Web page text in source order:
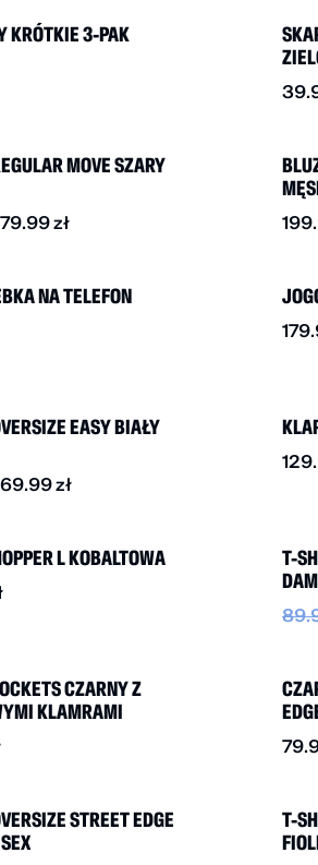
KRÓTKIE 3-PAK
MOVE SZARY
79.99zł
NA TELEFON
EASY BIAŁY
69.99zł
L KOBALTOWA
T-
CZARNY Z
KLAMRAMI
STREET EDGE
T-